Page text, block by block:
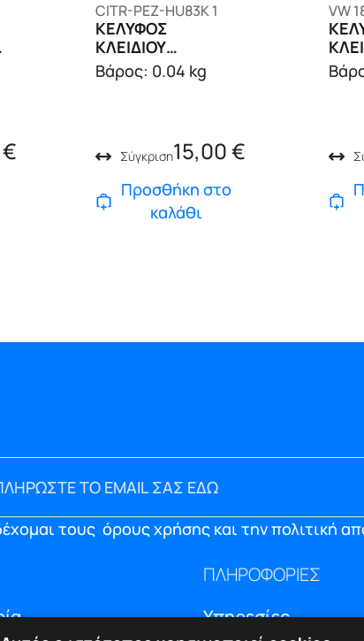
€
CITR-PEZ-HU83K 1
ΚΕΛΥΦΟΣ
ΚΛΕΙΔΙΟΥ
CITROEN
Βάρος: 0.04 kg
Σύγκριση15,00€
Προσθήκη στο
καλάθι
VW
τουςόρους χρήσης και την πολιτική
ΠΛΗΡΟΦΟΡΙΕΣ
Υπηρεσίες